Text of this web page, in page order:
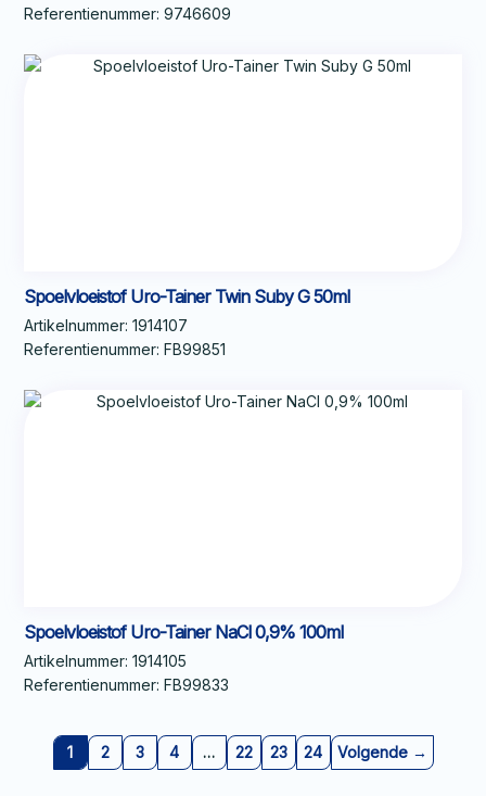
Referentienummer: 9746609
Spoelvloeistof Uro-Tainer Twin Suby G 50ml
Artikelnummer: 1914107
Referentienummer: FB99851
Spoelvloeistof Uro-Tainer NaCl 0,9% 100ml
Artikelnummer: 1914105
Referentienummer: FB99833
1 2 3 4 … 22 23 24 Volgende →